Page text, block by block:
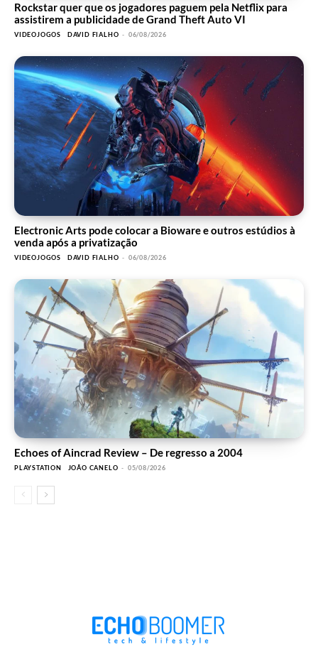
Rockstar quer que os jogadores paguem pela Netflix para
assistirem a publicidade de Grand Theft Auto VI
VIDEOJOGOS DAVID FIALHO - 06/08/2026
Electronic Arts pode colocar a Bioware e outros estúdios à
venda após a privatização
VIDEOJOGOS DAVID FIALHO - 06/08/2026
Echoes of Aincrad Review – De regresso a 2004
PLAYSTATION JOÃO CANELO - 05/08/2026